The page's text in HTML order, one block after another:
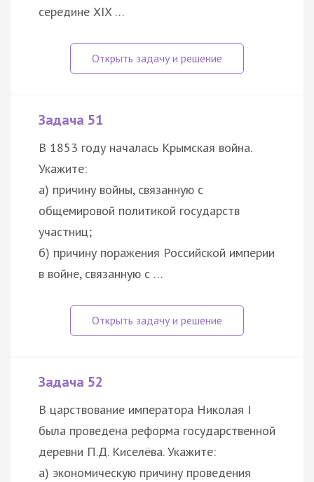
середине XIX …
Задача 51
В 1853 году началась Крымская война.
Укажите:
а) причину войны, связанную с
общемировой политикой государств
участниц;
б) причину поражения Российской империи
в войне, связанную с …
Задача 52
В царствование императора Николая I
была проведена реформа государственной
деревни П.Д. Киселёва. Укажите:
а) экономическую причину проведения